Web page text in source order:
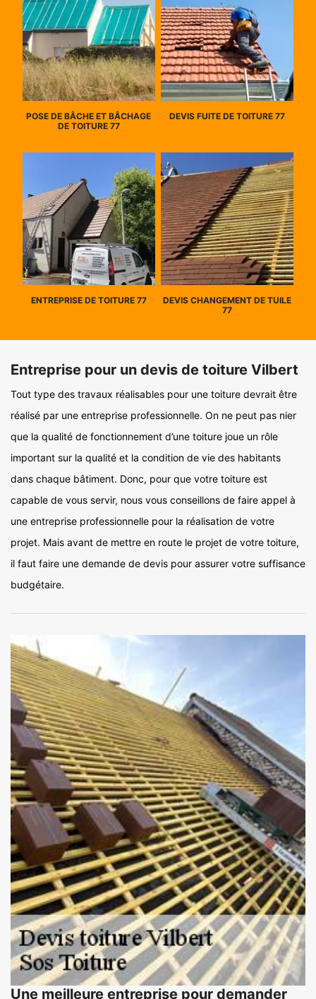
POSE DE BÂCHE ET BÂCHAGE
DE TOITURE 77
DEVIS FUITE DE TOITURE 77
ENTREPRISE DE TOITURE 77
DEVIS CHANGEMENT DE TUILE
77
Entreprise pour un devis de toiture Vilbert
Tout type des travaux réalisables pour une toiture devrait être
réalisé par une entreprise professionnelle. On ne peut pas nier
que la qualité de fonctionnement d’une toiture joue un rôle
important sur la qualité et la condition de vie des habitants
dans chaque bâtiment. Donc, pour que votre toiture est
capable de vous servir, nous vous conseillons de faire appel à
une entreprise professionnelle pour la réalisation de votre
projet. Mais avant de mettre en route le projet de votre toiture,
il faut faire une demande de devis pour assurer votre suffisance
budgétaire.
Une meilleure entreprise pour demander